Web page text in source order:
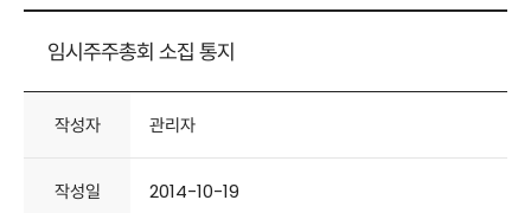
임시주주총회 소집 통지
작성자 관리자
작성일 2014-10-19